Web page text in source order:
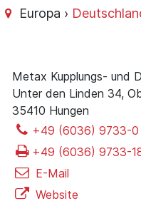
Europa ›
Metax Kupplungs- und
Unter den Linden 34,
35410 Hungen
+49 (6036) 9733-0
+49 (6036) 9733-
E-Mail
Website